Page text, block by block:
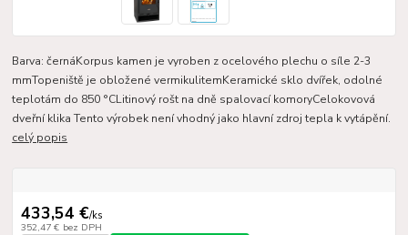
Barva: černáKorpus kamen je vyroben z ocelového plechu o síle 2-3
mmTopeniště je obložené vermikulitemKeramické sklo dvířek, odolné
teplotám do 850 °CLitinový rošt na dně spalovací komoryCelokovová
dveřní klika Tento výrobek není vhodný jako hlavní zdroj tepla k vytápění.
celý popis
433,54 €/ks
352,47 € bez DPH